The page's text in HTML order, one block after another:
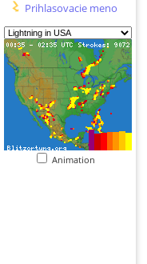
Prihlasovacie meno
Animation